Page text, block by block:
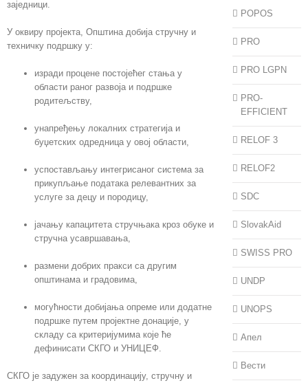
заједници.
У оквиру пројекта, Општина добија стручну и
техничку подршку у:
изради процене постојећег стања у
области раног развоја и подршке
родитељству,
унапређењу локалних стратегија и
буџетских одредница у овој области,
успостављању интегрисаног система за
прикупљање података релевантних за
услуге за децу и породицу,
јачању капацитета стручњака кроз обуке и
стручна усавршавања,
размени добрих пракси са другим
општинама и градовима,
могућности добијања опреме или додатне
подршке путем пројектне донације, у
складу са критеријумима које ће
дефинисати СКГО и УНИЦЕФ.
СКГО је задужен за координацију, стручну и
POPOS
PRO
PRO LGPN
PRO-
EFFICIENT
RELOF 3
RELOF2
SDC
SlovakAid
SWISS PRO
UNDP
UNOPS
Апел
Вести